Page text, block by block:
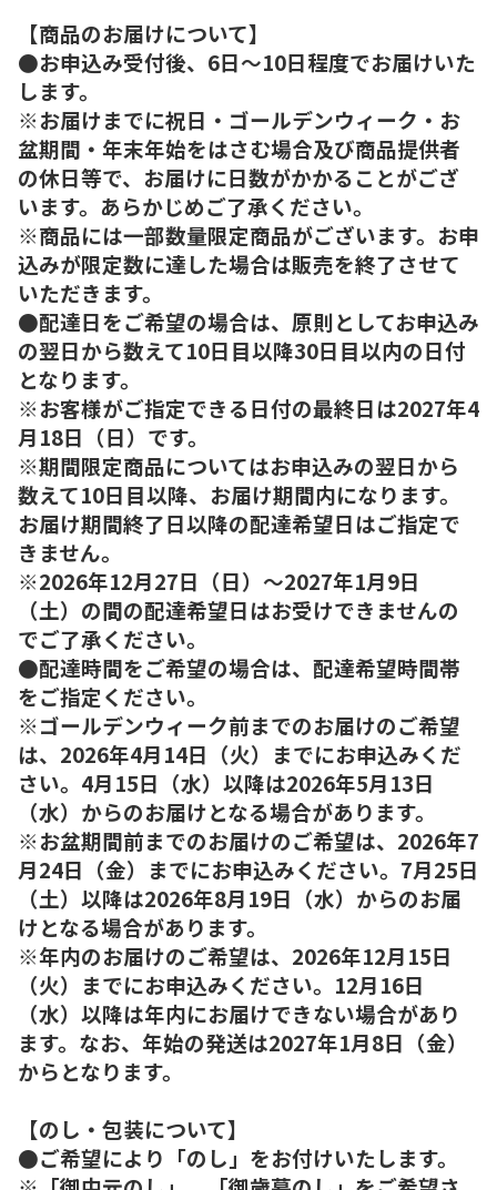
【商品のお届けについて】
●お申込み受付後、6日～10日程度でお届けいた
します。
※お届けまでに祝日・ゴールデンウィーク・お
盆期間・年末年始をはさむ場合及び商品提供者
の休日等で、お届けに日数がかかることがござ
います。あらかじめご了承ください。
※商品には一部数量限定商品がございます。お申
込みが限定数に達した場合は販売を終了させて
いただきます。
●配達日をご希望の場合は、原則としてお申込み
の翌日から数えて10日目以降30日目以内の日付
となります。
※お客様がご指定できる日付の最終日は2027年4
月18日（日）です。
※期間限定商品についてはお申込みの翌日から
数えて10日目以降、お届け期間内になります。
お届け期間終了日以降の配達希望日はご指定で
きません。
※2026年12月27日（日）～2027年1月9日
（土）の間の配達希望日はお受けできませんの
でご了承ください。
●配達時間をご希望の場合は、配達希望時間帯
をご指定ください。
※ゴールデンウィーク前までのお届けのご希望
は、2026年4月14日（火）までにお申込みくだ
さい。4月15日（水）以降は2026年5月13日
（水）からのお届けとなる場合があります。
※お盆期間前までのお届けのご希望は、2026年7
月24日（金）までにお申込みください。7月25日
（土）以降は2026年8月19日（水）からのお届
けとなる場合があります。
※年内のお届けのご希望は、2026年12月15日
（火）までにお申込みください。12月16日
（水）以降は年内にお届けできない場合があり
ます。なお、年始の発送は2027年1月8日（金）
からとなります。
【のし・包装について】
●ご希望により「のし」をお付けいたします。